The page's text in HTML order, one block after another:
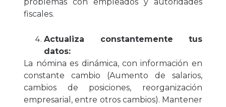
problemas con empleados y autoridades
fiscales.
Actualiza constantemente tus
datos:
La nómina es dinámica, con información en
constante cambio (Aumento de salarios,
cambios de posiciones, reorganización
empresarial, entre otros cambios). Mantener